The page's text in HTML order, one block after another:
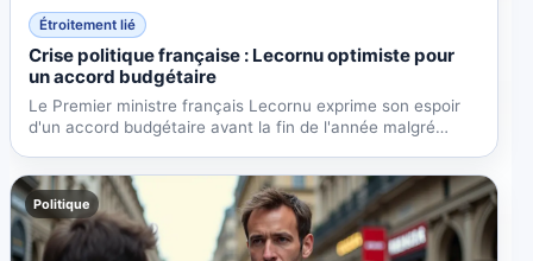
Étroitement lié
Crise politique française : Lecornu optimiste pour
un accord budgétaire
Le Premier ministre français Lecornu exprime son espoir
d'un accord budgétaire avant la fin de l'année malgré
Politique